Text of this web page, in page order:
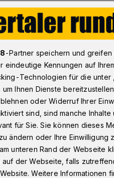
- BHC
Uhr
- BHC
Bundesligist
zum Kellerderby
unter Druck.
-Partner speichern und
eindeutige Kennungen auf
Technologien für die unter
Ihnen Dienste
oder Widerruf Ihrer
sind, sind manche
für Sie. Sie können dieses
ändern oder Ihre Einwilligung
unteren Rand der Webseite
auf der Webseite, falls
Weitere Informationen